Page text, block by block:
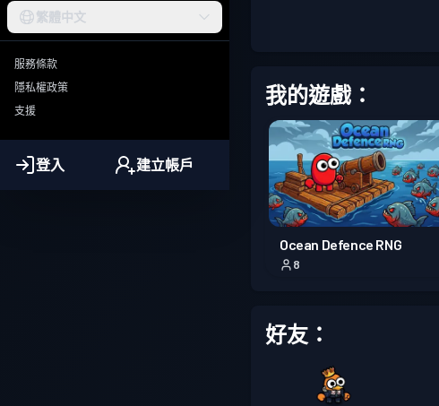
繁體中文
服務條款
隱私權政策
支援
登入 建立帳戶
我的遊戲：
Ocean Defence RNG
8
好友：